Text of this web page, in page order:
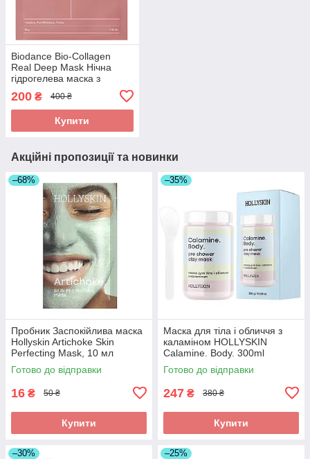
Biodance Bio-Collagen
Real Deep Mask Нічна
гідрогелева маска з
еластичності шкіри (1 шт)
200 ₴ 400 ₴
Купити
Акційні пропозиції та новинки
–68%
Пробник Заспокійлива маска
Hollyskin Artichoke Skin
Perfecting Mask, 10 мл
Готово до відправки
16 ₴ 50 ₴
Купити
–35%
Маска для тіла і обличчя з
каламіном HOLLYSKIN
Calamine. Body. 300ml
Готово до відправки
247 ₴ 380 ₴
Купити
–30% –25%